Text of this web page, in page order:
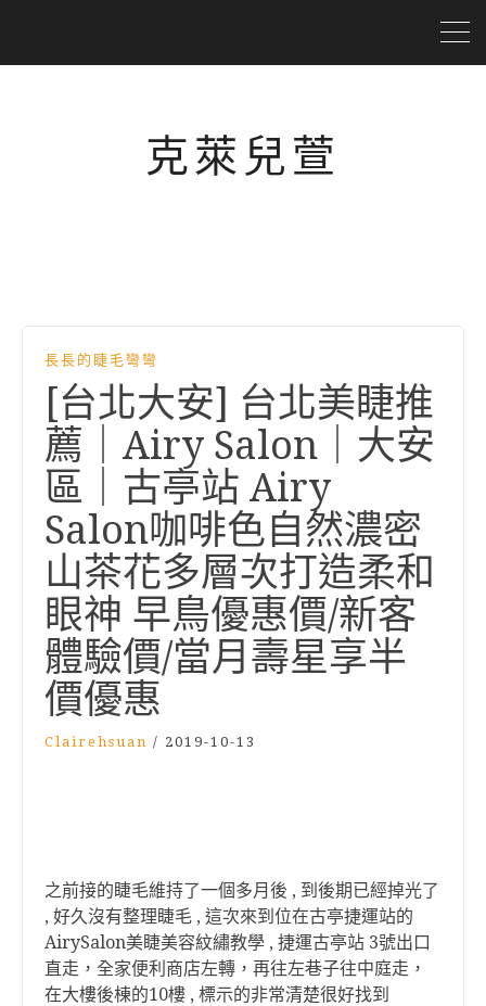
克萊兒萱
長長的睫毛彎彎
[台北大安] 台北美睫推
薦｜Airy Salon｜大安
區｜古亭站 Airy
Salon咖啡色自然濃密
山茶花多層次打造柔和
眼神 早鳥優惠價/新客
體驗價/當月壽星享半
價優惠
Clairehsuan / 2019-10-13
之前接的睫毛維持了一個多月後 , 到後期已經掉光了
, 好久沒有整理睫毛 , 這次來到位在古亭捷運站的
AirySalon美睫美容紋繡教學 , 捷運古亭站 3號出口
直走，全家便利商店左轉，再往左巷子往中庭走，
在大樓後棟的10樓 , 標示的非常清楚很好找到